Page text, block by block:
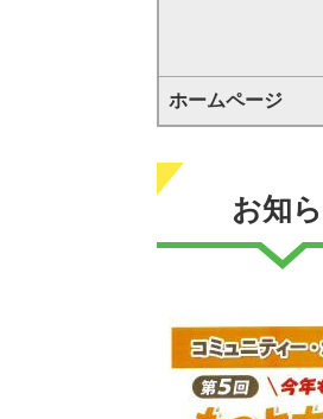
ホームページ
お知